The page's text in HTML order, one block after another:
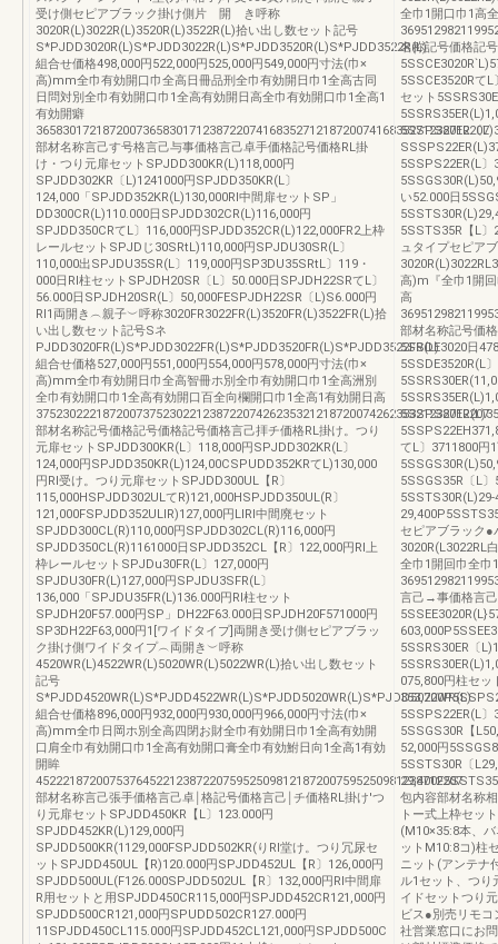
受け側セピアブラック掛け側片 開 き呼称
3020R(L)3022R(L)3520R(L)3522R(L)拾い出し数セット記号
S*PJDD3020R(L)S*PJDD3022R(L)S*PJDD3520R(L)S*PJDD3522R(L)
組合せ価格498,000円522,000円525,000円549,000円寸法(巾×
高)mm全巾有効開口巾全高日冊品刑全巾有効開日巾1全高古同
日問対別全巾有効開口巾1全高有効開日高全巾有効開口巾1全高1
有効開癖
36583017218720073658301712387220741683527121872007416835271238712207
部材名称言己す号格言己与事価格言己卓手価格記号価格RL掛
け・つり元扉セットSPJDD300KR(L)118,000円
SPJDD302KR〔L)1241000円SPJDD350KR(L〕
124,000「SPJDD352KR(L)130,000Rl中間扉セットSP」
DD300CR(L)110.000日SPJDD302CR(L)116,000円
SPJDD350CRてL〕116,000円SPJDD352CR(L)122,000FR2上枠
レールセットSPJDじ30SRtL)110,000円SPJDU30SR(L〕
110,000出SPJDU35SR(L〕119,000円SP3DU35SRtL〕119・
000日Rl柱セットSPJDH20SR〔L〕50.000日SPJDH22SRてL〕
56.000日SPJDH20SR(L〕50,000FESPJDH22SR〔L)S6.000円
Rl1両開き︵親子︶呼称3020FR3022FR(L)3520FR(L)3522FR(L)拾
い出し数セット記号Sネ
PJDD3020FR(L)S*PJDD3022FR(L)S*PJDD3520FR(L)S*PJDD3522FR(L)
組合せ価格527,000円551,000円554,000円578,000円寸法(巾×
高)mm全巾有効開日巾全高智冊ホ別全巾有効開口巾1全高洲別
全巾有効開口巾1全高有効開口百全向欄開口巾1全高1有効開日高
37523022218720073752302212387220742623532121872007426235321238712207
部材名称記号価格記号価格記号価格言己拝チ価格RL掛け。つり
元扉セットSPJDD300KR(L〕118,000円SPJDD302KR(L〕
124,000円SPJDD350KR(L)124,00CSPUDD352KRてL)130,000
円Rl受け。つり元扉セットSPJDD300UL【R〕
115,000HSPJDD302ULてR)121,000HSPJDD350UL(R〕
121,000FSPJDD352ULIR)127,000円LlRl中間廃セット
SPJDD300CL(R)110,000円SPJDD302CL(R)116,000円
SPJDD350CL(R)1161000日SPJDD352CL【R〕122,000円Rl上
枠レールセットSPJDu30FR(L〕127,000円
SPJDU30FR(L)127,000円SPJDU3SFR(L〕
136,000「SPJDU35FR(L)136.000円Rl柱セット
SPJDH20F57.000円SP」DH22F63.000日SPJDH20F571000円
SP3DH22F63,000円1[ワイドタイプ]両開き受け側セピアブラッ
ク掛け側ワイドタイプ︵両開き︶呼称
4520WR(L)4522WR(L)5020WR(L)5022WR(L)拾い出し数セット
記号
S*PJDD4520WR(L)S*PJDD4522WR(L)S*PJDD5020WR(L)S*PJDD5022WR(L)
組合せ価格896,000円932,000円930,000円966,000円寸法(巾×
高)mm全巾日岡ホ別全高四閉お財全巾有効開日巾1全高有効開
口肩全巾有効開口巾1全高有効開口膏全巾有効鮒日向1全高1有効
開眸
4522218720075376452212387220759525098121872007595250981238712207
部材名称言己張手価格言己卓￨格記号価格言己￨チ価格RL掛け'つ
り元扉セットSPJDD450KR【L〕123.000円
SPJDD452KR(L)129,000円
SPJDD500KR(1129,000FSPJDD502KR(りRl堂け。つり冗尿セ
ットSPJDD450UL【R)120.000円SPJDD452UL【R〕126,000円
SPJDD500UL(F126.000SPJDD502UL【R〕132,000円Rl中間扉
R用セットと用SPJDD450CR115,000円SPJDD452CR121,000円
SPJDD500CR121,000円SPUDD502CR127.000円
11SPJDD450CL115.000円SPJDD452CL121,000円SPJDD500C
全巾1開口巾1高
名称記号価格記
5SSCE3520Rて
セット
5SSPS20ER〔
5SSPS22ER(L〕
い52.000日
5SSTS35R【L
ュタイプセピア
高)m『全巾1開
高
部材名称記号価
5SSDE3020日
5SSDE3520R(L
てL〕3711800円
5SSGS35R〔L
セピアブラック
3020R(L3022RL
全巾1開回巾全巾
言己→事価格言
5SSRS30ER〔
075,800円柱セッ
5SSPS22ER(L〕
5SSGS30R【
52,000円
5SSTS30R〔
包内容部材名称
トー式上枠セッ
(M10×35:8本、
ットM10:8コ)柱
ニット(アンテナ
ル1セット、つり
イドセットつり
ビス●別売リモ
社営業窓口にお